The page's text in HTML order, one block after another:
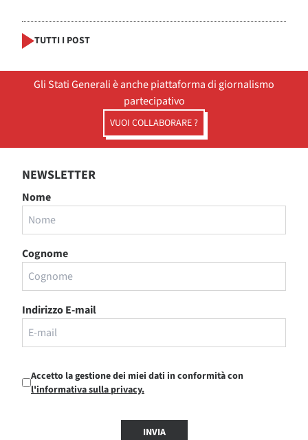
TUTTI I POST
Gli Stati Generali è anche piattaforma di giornalismo
partecipativo
VUOI COLLABORARE ?
NEWSLETTER
Nome
Cognome
Indirizzo E-mail
Accetto la gestione dei miei dati in conformità con
l'informativa sulla privacy.
INVIA